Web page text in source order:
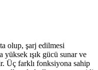
olup, şarj edilmesi
ışık gücü sunar ve
Üç farklı fonksiyona sahip